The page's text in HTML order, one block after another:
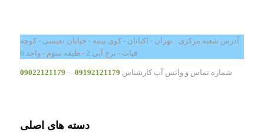
آدرس شعبه مرکزی : تهران - اکباتان - کوی بیمه - خیابان نفیسی - کوچه
فیات - برج آبی 2 - طبقه سوم - واحد 6
شماره تماس و واتس آپ کارشناس 09192121179
-
09022121179
دسته های اصلی